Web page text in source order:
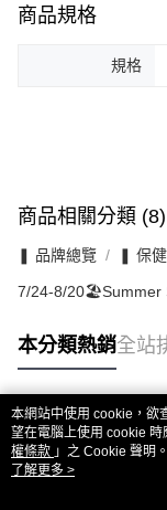
商品規格
規格
商品相關分類 (8)
❚ 品牌總覽 ❚ 保
7/24-8/20🏖️Summer
本分類熱銷全站
熱門標籤
本網站中使用 cookie，欲
望在電腦上使用 cookie
權條款 」之 Cookie 聲明
用條款之 Cookie 聲明使用
了解更多 >